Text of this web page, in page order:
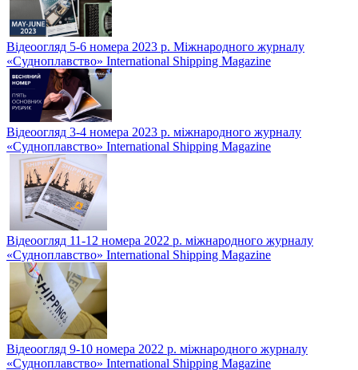
Відеоогляд 5-6 номера 2023 р. Міжнародного журналу
«Судноплавство» International Shipping Magazine
Відеоогляд 3-4 номера 2023 р. міжнародного журналу
«Судноплавство» International Shipping Magazine
Відеоогляд 11-12 номера 2022 р. міжнародного журналу
«Судноплавство» International Shipping Magazine
Відеоогляд 9-10 номера 2022 р. міжнародного журналу
«Судноплавство» International Shipping Magazine